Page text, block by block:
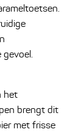
gevoel.
het
brengt dit
met frisse